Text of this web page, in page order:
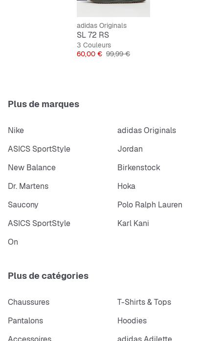
simplement d’une journée casual, ces chaussures sont
conçues pour te permettre de bouger avec aisance. Fais
l’expérience du mariage du passé et du présent à
Semelle de propreté synthétique
Semelle intermédiaire en EVA
Semelle extérieure ondulée, en caoutchouc
adidas Originals
SL 72 RS
3 Couleurs
Prix
60,00 € Prix original
99,99 €
Plus de marques
Nike
adidas Originals
ASICS SportStyle
Jordan
New Balance
Birkenstock
Dr. Martens
Hoka
Saucony
Polo Ralph Lauren
ASICS SportStyle
Karl Kani
On
Plus de catégories
Chaussures
T-Shirts & Tops
Pantalons
Hoodies